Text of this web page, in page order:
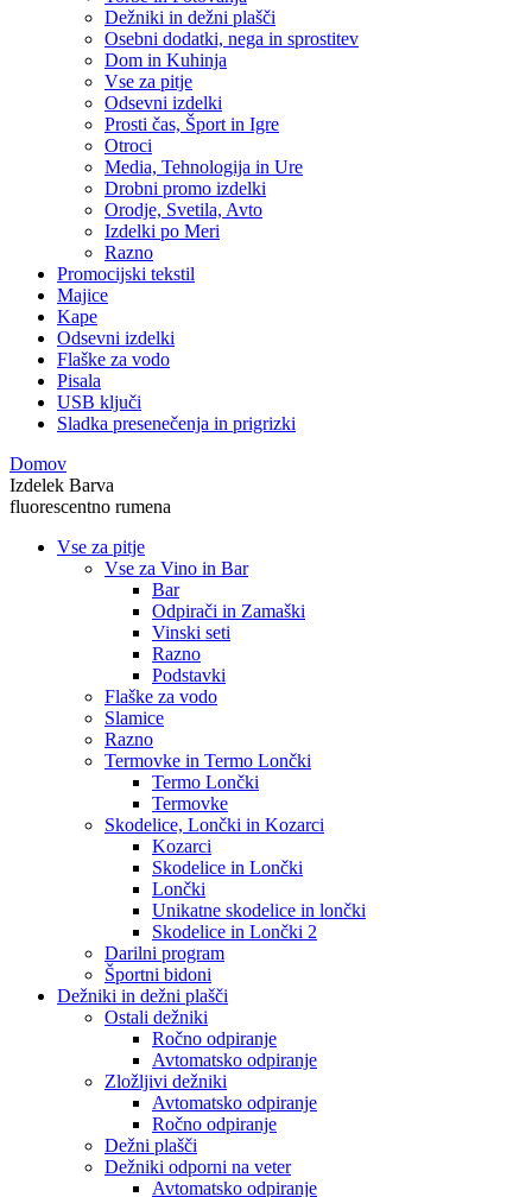
Dežniki in dežni plašči
Osebni dodatki, nega in sprostitev
Dom in Kuhinja
Vse za pitje
Odsevni izdelki
Prosti čas, Šport in Igre
Otroci
Media, Tehnologija in Ure
Drobni promo izdelki
Orodje, Svetila, Avto
Izdelki po Meri
Razno
Promocijski tekstil
Majice
Kape
Odsevni izdelki
Flaške za vodo
Pisala
USB ključi
Sladka presenečenja in prigrizki
Domov
Izdelek Barva
fluorescentno rumena
Vse za pitje
Vse za Vino in Bar
Bar
Odpirači in Zamaški
Vinski seti
Razno
Podstavki
Flaške za vodo
Slamice
Razno
Termovke in Termo Lončki
Termo Lončki
Termovke
Skodelice, Lončki in Kozarci
Kozarci
Skodelice in Lončki
Lončki
Unikatne skodelice in lončki
Skodelice in Lončki 2
Darilni program
Športni bidoni
Dežniki in dežni plašči
Ostali dežniki
Ročno odpiranje
Avtomatsko odpiranje
Zložljivi dežniki
Avtomatsko odpiranje
Ročno odpiranje
Dežni plašči
Dežniki odporni na veter
Avtomatsko odpiranje